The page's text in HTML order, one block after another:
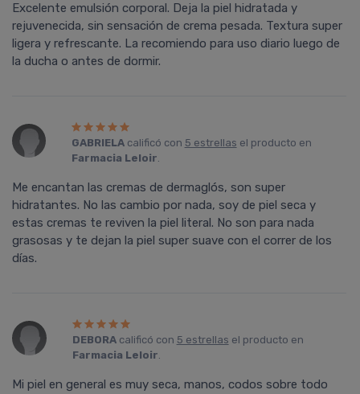
Excelente emulsión corporal. Deja la piel hidratada y
rejuvenecida, sin sensación de crema pesada. Textura super
ligera y refrescante. La recomiendo para uso diario luego de
la ducha o antes de dormir.
GABRIELAcalificó con 5 estrellas el producto en
Farmacia Leloir.
Me encantan las cremas de dermaglós, son super
hidratantes. No las cambio por nada, soy de piel seca y
estas cremas te reviven la piel literal. No son para nada
grasosas y te dejan la piel super suave con el correr de los
días.
DEBORAcalificó con 5 estrellas el producto en
Farmacia Leloir.
Mi piel en general es muy seca, manos, codos sobre todo